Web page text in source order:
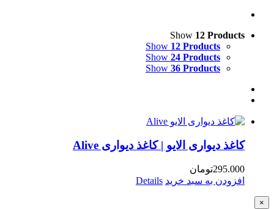
Show 12 Products
Show 12 Products
Show 24 Products
Show 36 Products
کاغذ دیواری الایو | کاغذ دیواری Alive
295.000تومان
افزودن به سبد خرید Details
Close
×